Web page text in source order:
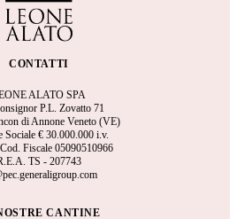
CONTATTI
ALATO SPA
P.L. Zovatto 71
di Annone Veneto (VE)
Sociale € 30.000.000 i.v.
Fiscale 05090510966
TS - 207743
CANTINE